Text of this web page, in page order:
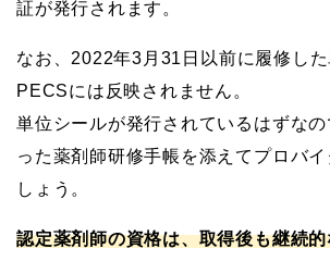
証が発行されます。
なお、2022年3月31日以前に履修し
PECSには反映されません。
単位シールが発行されているはずな
った薬剤師研修手帳を添えてプロバイ
しょう。
認定薬剤師の資格は、取得後も継続